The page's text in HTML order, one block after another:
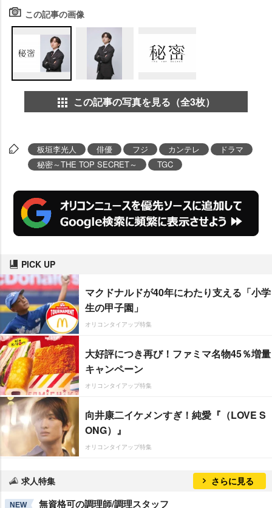
この記事の画像
この記事の写真を見る（全3枚）
板垣李光人 俳優 フジ カンテレ
ドラマ
秘密～THE TOP SECRET～
TGC
PICK UP
マクドナルドが40年にわたり支える「小学
生の甲子園」
オリコンタイアップ特集
大好評につき再び！ファミマ名物45％増量
キャンペーン
オリコンタイアップ特集
向井康二イケメンすぎ！純愛『（LOVE S
ONG）』
オリコンタイアップ特集
求人特集 さらに見る
NEW 無資格可の調理師/調理スタッフ